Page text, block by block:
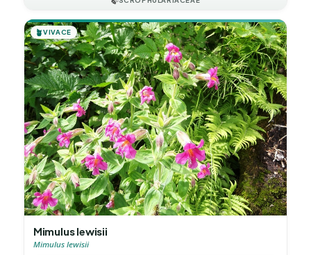
🪴VIVACE
Mimulus lewisii
Mimulus lewisii